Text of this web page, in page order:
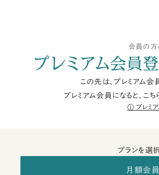
会員の方
プレミアム会員
この先は、プレミアム会
プレミアム会員になると、こ
プレミ
プランを選
月額会